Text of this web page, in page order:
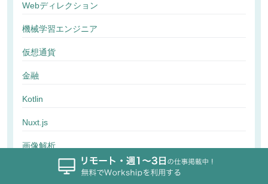
Webディレクション
機械学習エンジニア
仮想通貨
金融
Kotlin
Nuxt.js
画像解析